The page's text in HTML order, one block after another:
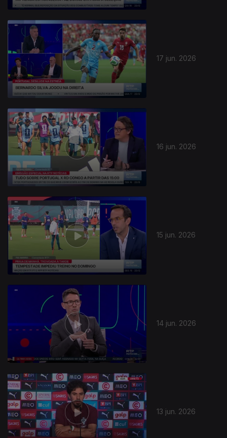
17 jun. 2026
16 jun. 2026
15 jun. 2026
14 jun. 2026
13 jun. 2026
935370